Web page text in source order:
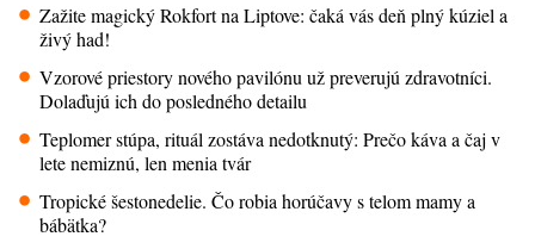
Zažite magický Rokfort na Liptove: čaká vás deň plný kúziel a
živý had!
Vzorové priestory nového pavilónu už preverujú zdravotníci.
Dolaďujú ich do posledného detailu
Teplomer stúpa, rituál zostáva nedotknutý: Prečo káva a čaj v
lete nemiznú, len menia tvár
Tropické šestonedelie. Čo robia horúčavy s telom mamy a
bábätka?